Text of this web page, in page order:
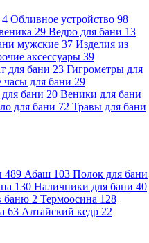
4 Обливное устройство 98
29 Ведро для бани 13
мужские 37 Изделия из
аксессуары 39
для бани 23 Гигрометры для
для бани 29
бани 20 Веники для бани
для бани 72 Травы для бани
489 Абаш 103 Полок для бани
130 Наличники для бани 40
баню 2 Термоосина 128
63 Алтайский кедр 22